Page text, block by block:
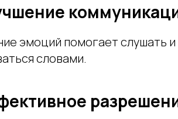
эмоций помогает слушать
словами.